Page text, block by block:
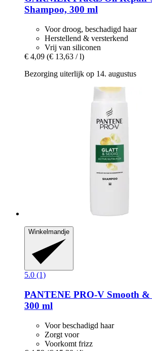
Shampoo, 300 ml
Voor droog, beschadigd haar
Herstellend & versterkend
Vrij van siliconen
€ 4,09 (€ 13,63 / l)
Bezorging uiterlijk op 14. augustus
Winkelmandje
5.0 (1)
PANTENE PRO-V Smooth &
300 ml
Voor beschadigd haar
Zorgt voor
Voorkomt frizz